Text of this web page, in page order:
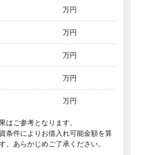
万円
万円
万円
万円
万円
はご参考となります。
条件によりお借入れ可能金額を算
。あらかじめご了承ください。